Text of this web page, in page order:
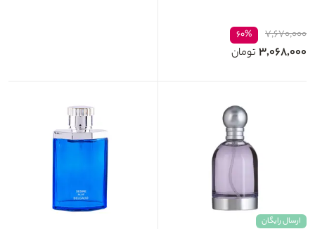
۷,۶۷۰,۰۰۰ ۶۰%
۳,۰۶۸,۰۰۰ تومان
ارسال رایگان